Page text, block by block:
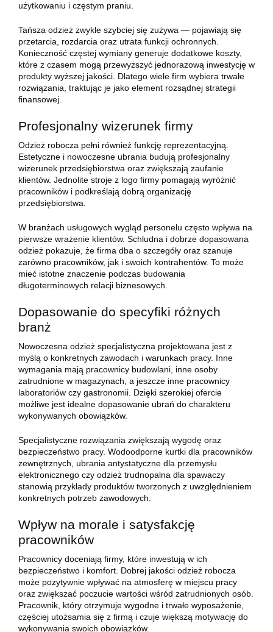
użytkowaniu i częstym praniu.
Tańsza odzież zwykle szybciej się zużywa — pojawiają się
przetarcia, rozdarcia oraz utrata funkcji ochronnych.
Konieczność częstej wymiany generuje dodatkowe koszty,
które z czasem mogą przewyższyć jednorazową inwestycję w
produkty wyższej jakości. Dlatego wiele firm wybiera trwałe
rozwiązania, traktując je jako element rozsądnej strategii
finansowej.
Profesjonalny wizerunek firmy
Odzież robocza pełni również funkcję reprezentacyjną.
Estetyczne i nowoczesne ubrania budują profesjonalny
wizerunek przedsiębiorstwa oraz zwiększają zaufanie
klientów. Jednolite stroje z logo firmy pomagają wyróżnić
pracowników i podkreślają dobrą organizację
przedsiębiorstwa.
W branżach usługowych wygląd personelu często wpływa na
pierwsze wrażenie klientów. Schludna i dobrze dopasowana
odzież pokazuje, że firma dba o szczegóły oraz szanuje
zarówno pracowników, jak i swoich kontrahentów. To może
mieć istotne znaczenie podczas budowania
długoterminowych relacji biznesowych.
Dopasowanie do specyfiki różnych
branż
Nowoczesna odzież specjalistyczna projektowana jest z
myślą o konkretnych zawodach i warunkach pracy. Inne
wymagania mają pracownicy budowlani, inne osoby
zatrudnione w magazynach, a jeszcze inne pracownicy
laboratoriów czy gastronomii. Dzięki szerokiej ofercie
możliwe jest idealne dopasowanie ubrań do charakteru
wykonywanych obowiązków.
Specjalistyczne rozwiązania zwiększają wygodę oraz
bezpieczeństwo pracy. Wodoodporne kurtki dla pracowników
zewnętrznych, ubrania antystatyczne dla przemysłu
elektronicznego czy odzież trudnopalna dla spawaczy
stanowią przykłady produktów tworzonych z uwzględnieniem
konkretnych potrzeb zawodowych.
Wpływ na morale i satysfakcję
pracowników
Pracownicy doceniają firmy, które inwestują w ich
bezpieczeństwo i komfort. Dobrej jakości odzież robocza
może pozytywnie wpływać na atmosferę w miejscu pracy
oraz zwiększać poczucie wartości wśród zatrudnionych osób.
Pracownik, który otrzymuje wygodne i trwałe wyposażenie,
częściej utożsamia się z firmą i czuje większą motywację do
wykonywania swoich obowiązków.